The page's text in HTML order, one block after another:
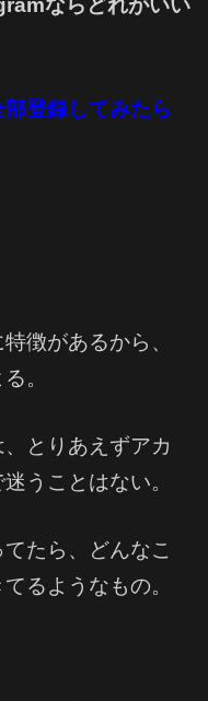
ならどれがいい
部登録してみたら
徴があるから、
。
とりあえずアカ
うことはない。
たら、どんなこ
るようなもの。